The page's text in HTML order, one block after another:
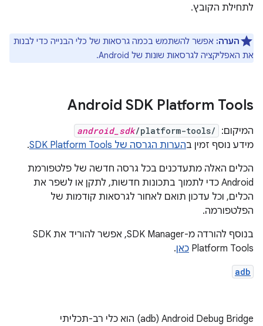
לתחילת הקובץ.
הערה: אפשר להשתמש בכמה גרסאות של כלי הבנייה כדי לבנות
את האפליקציה לגרסאות שונות של Android.
Android SDK Platform Tools
המיקום: android_sdk/platform-tools/
מידע נוסף זמין בהערות הגרסה של SDK Platform Tools
.
הכלים האלה מתעדכנים בכל גרסה חדשה של פלטפורמת
Android כדי לתמוך בתכונות חדשות, לתקן או לשפר את
הכלים, וכל עדכון תואם לאחור לגרסאות קודמות של
הפלטפורמה.
בנוסף להורדה מ-SDK Manager, אפשר להוריד את SDK
Platform Tools כאן.
adb
Android Debug Bridge‏ (adb) הוא כלי רב-תכליתי